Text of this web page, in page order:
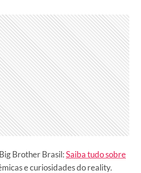
Brother Brasil:Saiba tudo sobre
e curiosidades do reality.